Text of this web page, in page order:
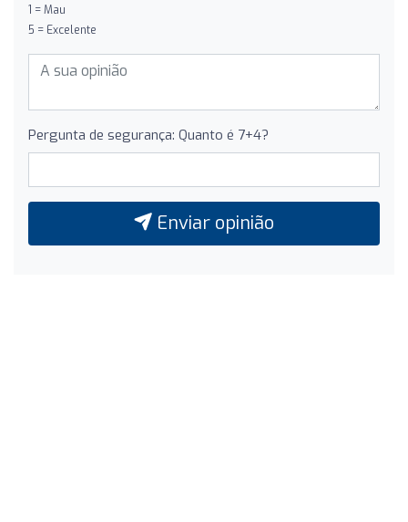
1 = Mau
5 = Excelente
Pergunta de segurança: Quanto é 7+4?
Enviar opinião